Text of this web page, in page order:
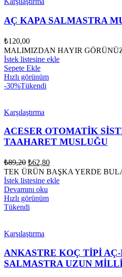
AÇ KAPA SALMASTRA
₺120,00
MALIMIZDAN HAYIR
İstek listesine ekle
Sepete Ekle
Hızlı görünüm
-30%Tükendi
Karşılaştırma
ACESER OTOMATİK
TAAHARET MUSLUĞU
₺89,20 Orijinal
fiyat:
₺89,20.
₺62,80Şu
andaki
fiyat:
TEK ÜRÜN BAŞKA YERDE
İstek listesine ekle
Devamını oku
Hızlı görünüm
Tükendi
Karşılaştırma
ANKASTRE KOÇ TİPİ AÇ-
SALMASTRA UZUN